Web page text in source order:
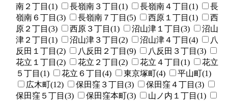
南２丁目(1)
長嶺南３丁目(1) 長嶺南４丁目(1)
長
嶺南６丁目(3)
長嶺南７丁目(5) 西原１丁目(1)
西
原２丁目(3)
西原３丁目(1) 沼山津１丁目(3)
沼山
津２丁目(1)
沼山津３丁目(2) 沼山津４丁目(4)
八
反田１丁目(2)
八反田２丁目(9)
八反田３丁目(3)
花立１丁目(2)
花立２丁目(2) 花立４丁目(1)
花立
５丁目(1)
花立６丁目(4) 東京塚町(4)
平山町(1)
広木町(12)
保田窪３丁目(3)
保田窪４丁目(3)
保田窪５丁目(3)
保田窪本町(3) 山ノ内１丁目(1)